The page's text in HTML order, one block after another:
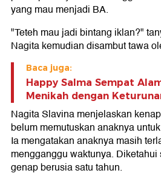
yang mau menjadi BA.
"Teteh mau jadi bintang iklan?"
Nagita kemudian disambut tawa
Baca juga:
Happy Salma Sempat
Menikah dengan
Nagita Slavina menjelaskan
belum memutuskan anaknya
Ia mengatakan anaknya masih
mengganggu waktunya.
genap berusia satu tahun.